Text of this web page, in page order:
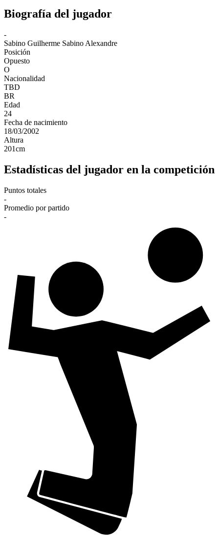
Biografía del jugador
-
Sabino Guilherme Sabino Alexandre
Posición
Opuesto
O
Nacionalidad
TBD
BR
Edad
24
Fecha de nacimiento
18/03/2002
Altura
201cm
Estadísticas del jugador en la competición
Puntos totales
-
Promedio por partido
-